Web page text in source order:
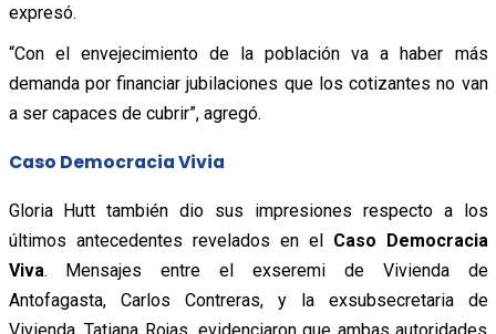
expresó.
“Con el envejecimiento de la población va a haber más
demanda por financiar jubilaciones que los cotizantes no van
a ser capaces de cubrir”, agregó.
Caso Democracia Vivia
Gloria Hutt también dio sus impresiones respecto a los
últimos antecedentes revelados en elCaso Democracia
Viva. Mensajes entre el exseremi de Vivienda de
Antofagasta, Carlos Contreras, y la exsubsecretaria de
Vivienda, Tatiana Rojas, evidenciaron que ambas autoridades